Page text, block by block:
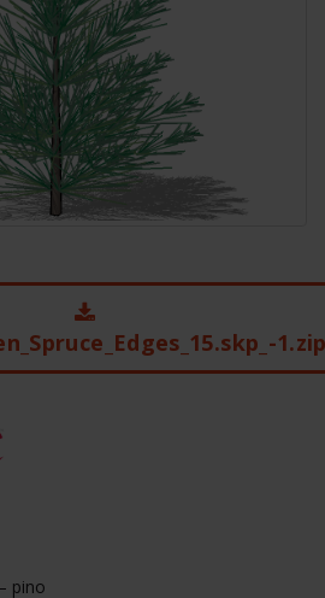
pino